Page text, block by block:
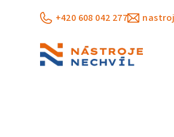
+420 608 042 277